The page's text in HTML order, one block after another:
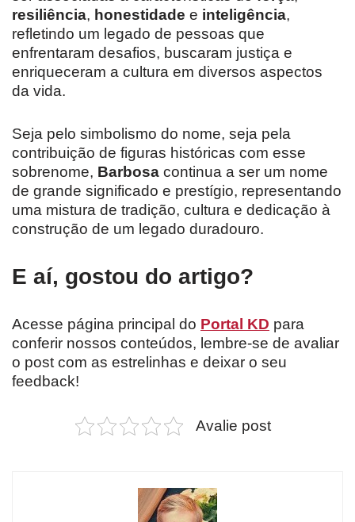
resiliência, honestidade e inteligência,
refletindo um legado de pessoas que
enfrentaram desafios, buscaram justiça e
enriqueceram a cultura em diversos aspectos
da vida.
Seja pelo simbolismo do nome, seja pela
contribuição de figuras históricas com esse
sobrenome, Barbosa continua a ser um nome
de grande significado e prestígio, representando
uma mistura de tradição, cultura e dedicação à
construção de um legado duradouro.
E aí, gostou do artigo?
Acesse página principal do Portal KD para
conferir nossos conteúdos, lembre-se de avaliar
o post com as estrelinhas e deixar o seu
feedback!
Avalie post